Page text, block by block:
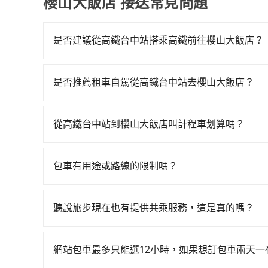
是否建議從高鐵台中站搭乘高鐵前往櫻山大飯店？
60班次高鐵可搭乘。假設從高鐵台中站 (台中市烏
的目的地。全程加上轉車時間共3小時16分鐘，假
車資，而且更會額外浪費34分鐘在轉乘與等車上
是否推薦租車自駕從高鐵台中站去櫻山大飯店？
天就要來回，那在台中路邊可隨租隨借的iRent應
預估進去，但額外的汽車保險與可能的罰單都需
理，每一次租車都好像在開樂透一樣。另外，偶
遇到下雨天或者載行李時，就顯得非常不便。
從高鐵台中站到櫻山大飯店叫計程車划算嗎？
到車，也可考慮打電話至台中市烏日區當地唯一
按錶計費，約有27%會採現場議價，建議最好先
包車有用途或路線的限制嗎？
墓、包車旅遊、參加喜宴/喪禮、就醫回診、登山
子收據。
聽說旅步現在也有提供共乘服務，這是真的嗎？
到府接送，機場、通勤共乘、大型活動接送都適合
網站包車最多只能選12小時，如果想訂包車兩天